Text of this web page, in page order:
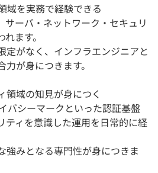
を実務で経験できる
サーバ・ネットワーク・セキュリ
ます。
定がなく、インフラエンジニアと
が身につきます。
域の知見が身につく
バシーマークといった認証基盤
ティを意識した運用を日常的に経
強みとなる専門性が身につきま